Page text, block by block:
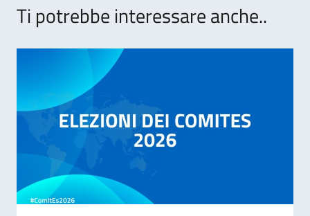
Ti potrebbe interessare anche..